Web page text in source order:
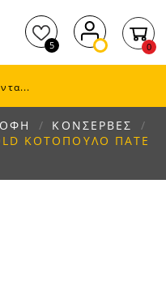
5 0
ΚΟΝΣΕΡΒΕΣ
ΚΟΤΟΠΟΥΛΟ ΠΑΤΕ